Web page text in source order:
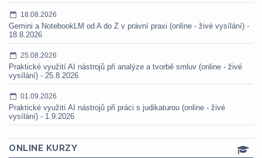
18.08.2026
Gemini a NotebookLM od A do Z v právní praxi (online - živé vysílání) -
18.8.2026
25.08.2026
Praktické využití AI nástrojů při analýze a tvorbě smluv (online - živé
vysílání) - 25.8.2026
01.09.2026
Praktické využití AI nástrojů při práci s judikaturou (online - živé
vysílání) - 1.9.2026
ONLINE KURZY